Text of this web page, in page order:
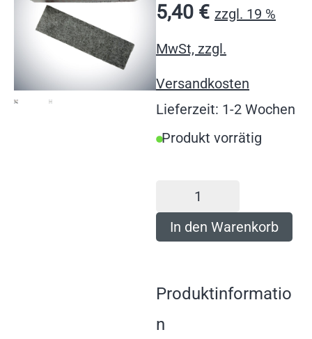
5,40 € zzgl. 19 %
MwSt, zzgl.
Versandkosten
Lieferzeit: 1-2 Wochen
Produkt vorrätig
In den Warenkorb
Produktinformatio
n